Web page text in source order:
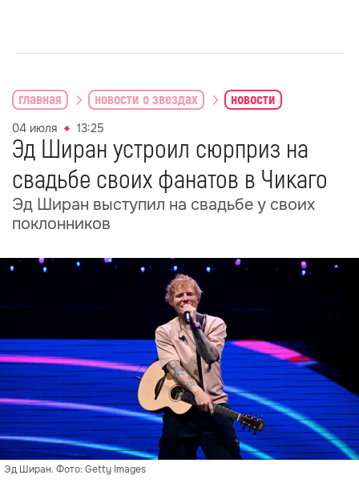
главная новости о звездах новости
04 июля 13:25
Эд Ширан устроил сюрприз на
свадьбе своих фанатов в Чикаго
Эд Ширан выступил на свадьбе у своих
поклонников
Эд Ширан. Фото: Getty Images